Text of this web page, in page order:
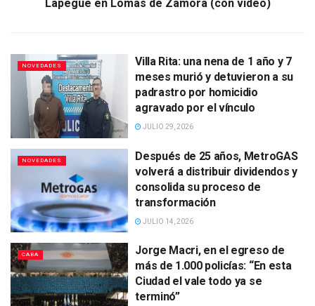
Lapegüe en Lomas de Zamora (con video)
NOVEDADES
Villa Rita: una nena de 1 año y 7
meses murió y detuvieron a su
padrastro por homicidio
agravado por el vínculo
JULIO 29, 2026
NOVEDADES
Después de 25 años, MetroGAS
volverá a distribuir dividendos y
consolida su proceso de
transformación
JULIO 14, 2026
CABA
Jorge Macri, en el egreso de
más de 1.000 policías: “En esta
Ciudad el vale todo ya se
terminó”